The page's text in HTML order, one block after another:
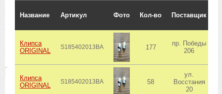
Название Артикул Фото Кол-во Поставщик
Клипса
ORIGINAL
S185402013BA 177
пр. Победы
206
Клипса
ORIGINAL
S185402013BA 58
ул.
Восстания
20